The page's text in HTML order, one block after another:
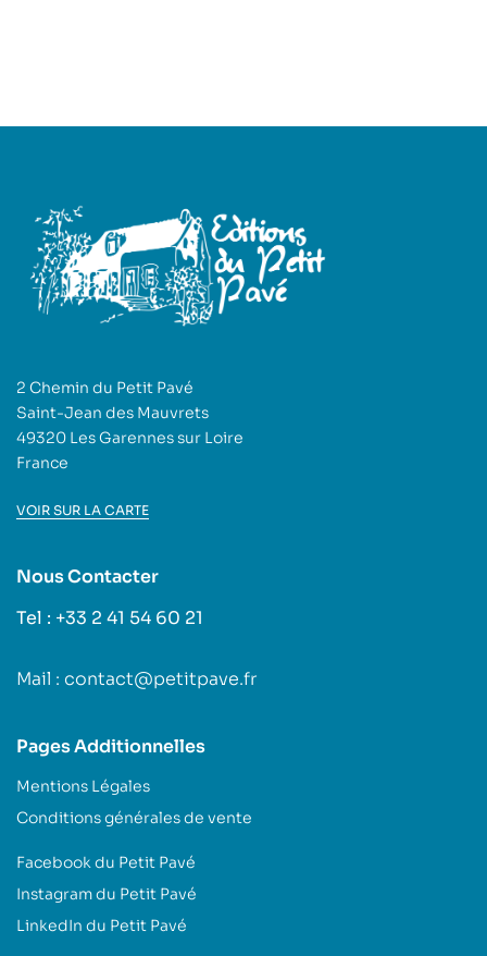
2 Chemin du Petit Pavé
Saint-Jean des Mauvrets
49320 Les Garennes sur Loire
France
VOIR SUR LA CARTE
Nous Contacter
Tel : +33 2 41 54 60 21
Mail : contact@petitpave.fr
Pages Additionnelles
Mentions Légales
Conditions générales de vente
Facebook du Petit Pavé
Instagram du Petit Pavé
LinkedIn du Petit Pavé